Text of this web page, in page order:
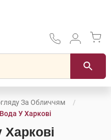
За Обличчям
У Харкові